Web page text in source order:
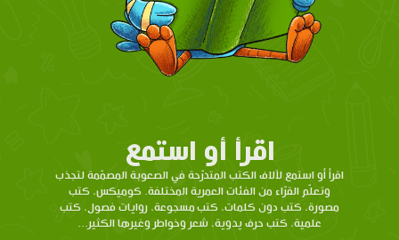
اقرأ أو استمع
اقرأ أو استمع لآلاف الكتب المتدرّحة في الصعوبة المصمّمة لتجذب
وتعلّم القرّاء من الفئات العمرية المختلفة. كوميكس، كتب
مصورة، كتب دون كلمات، كتب مسجوعة، روايات فصول، كتب
علمية، كتب حرف يدوية، شعر وخواطر وغيرها الكثير...